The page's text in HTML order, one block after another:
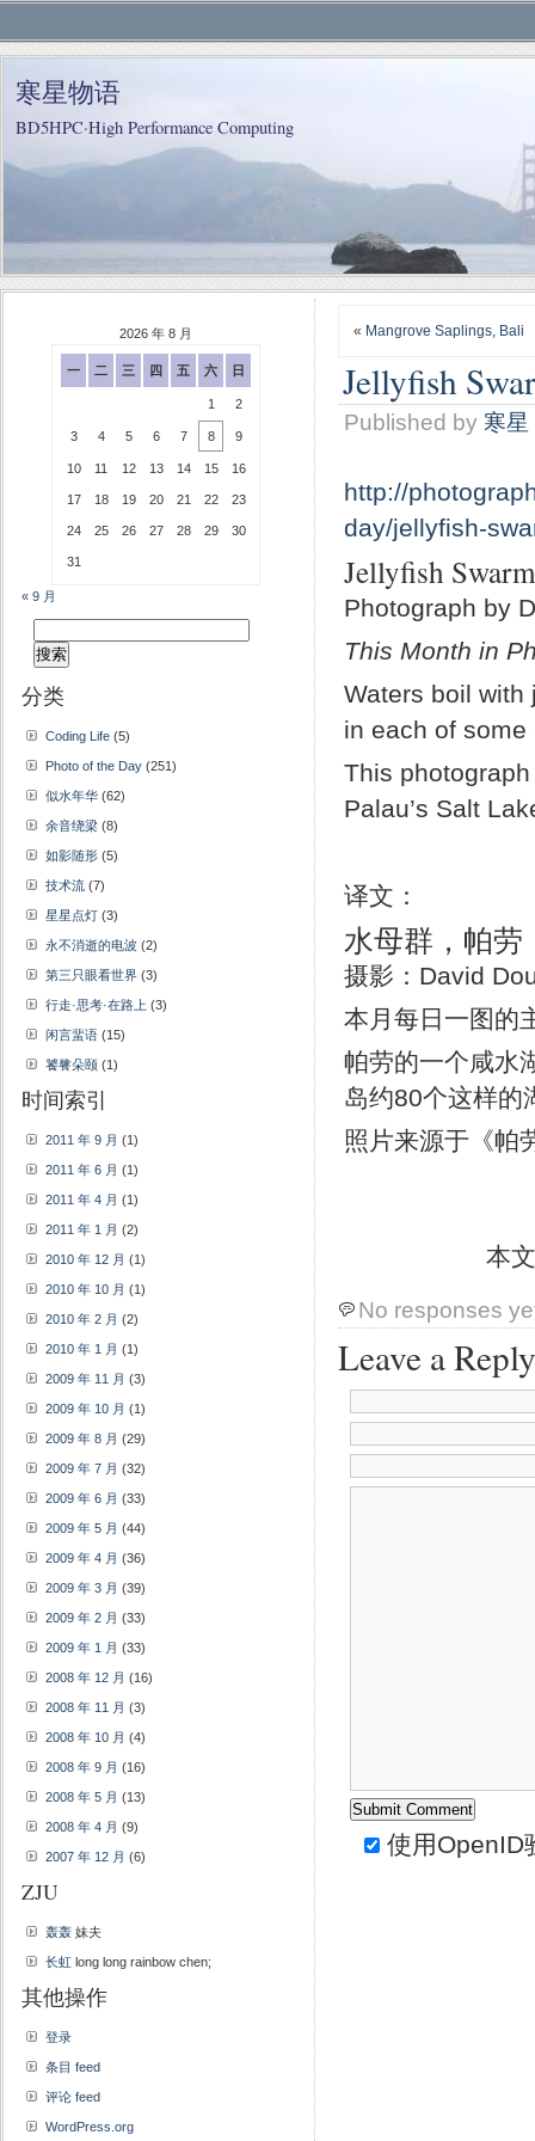
寒星物语
BD5HPC·High Performance Computing
« Mangrove Saplings, Bali
Jellyfish
Published by 寒星
http://
day/jellyfish-
Jellyfish
Photograph by
This Month in
Waters boil with
in each of
This
Palau’s Salt
译文：
水母群，帕劳
摄影：David
本月每日一图的
帕劳的一个咸水
岛约80个这样的
照片来源于《帕
本
No responses
Leave a Reply
使用OpenID
2026 年 8 月
一 二 三 四 五 六 日
1 2
3 4 5 6 7 8 9
10 11 12 13 14 15 16
17 18 19 20 21 22 23
24 25 26 27 28 29 30
31
« 9 月
索：
分类
Coding Life (5)
Photo of the Day (251)
似水年华 (62)
余音绕梁 (8)
如影随形 (5)
技术流 (7)
星星点灯 (3)
永不消逝的电波 (2)
第三只眼看世界 (3)
行走·思考·在路上 (3)
闲言蜚语 (15)
饕餮朵颐 (1)
时间索引
2011 年 9 月 (1)
2011 年 6 月 (1)
2011 年 4 月 (1)
2011 年 1 月 (2)
2010 年 12 月 (1)
2010 年 10 月 (1)
2010 年 2 月 (2)
2010 年 1 月 (1)
2009 年 11 月 (3)
2009 年 10 月 (1)
2009 年 8 月 (29)
2009 年 7 月 (32)
2009 年 6 月 (33)
2009 年 5 月 (44)
2009 年 4 月 (36)
2009 年 3 月 (39)
2009 年 2 月 (33)
2009 年 1 月 (33)
2008 年 12 月 (16)
2008 年 11 月 (3)
2008 年 10 月 (4)
2008 年 9 月 (16)
2008 年 5 月 (13)
2008 年 4 月 (9)
2007 年 12 月 (6)
ZJU
轰轰 妹夫
长虹 long long rainbow chen;
其他操作
登录
条目 feed
评论 feed
WordPress.org